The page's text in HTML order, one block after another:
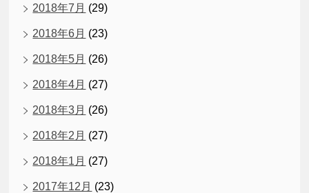
2018年7月 (29)
2018年6月 (23)
2018年5月 (26)
2018年4月 (27)
2018年3月 (26)
2018年2月 (27)
2018年1月 (27)
2017年12月 (23)